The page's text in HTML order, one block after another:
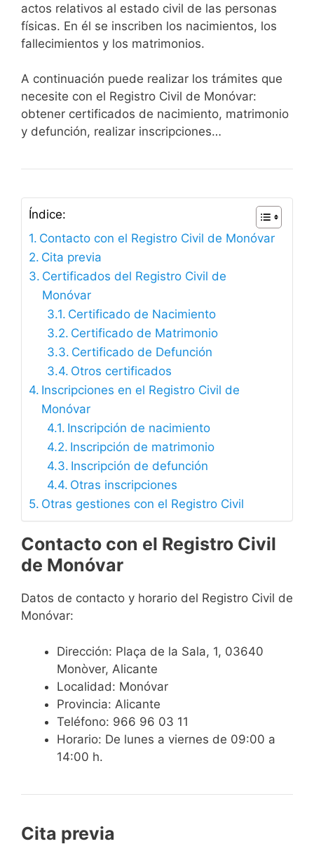
actos relativos al estado civil de las personas
físicas. En él se inscriben los nacimientos, los
fallecimientos y los matrimonios.
A continuación puede realizar los trámites que
necesite con el Registro Civil de Monóvar:
obtener certificados de nacimiento, matrimonio
y defunción, realizar inscripciones…
Índice:
Contacto con el Registro Civil de Monóvar
Cita previa
Certificados del Registro Civil de
Monóvar
Certificado de Nacimiento
Certificado de Matrimonio
Certificado de Defunción
Otros certificados
Inscripciones en el Registro Civil de
Monóvar
Inscripción de nacimiento
Inscripción de matrimonio
Inscripción de defunción
Otras inscripciones
Otras gestiones con el Registro Civil
Contacto con el Registro Civil
de Monóvar
Datos de contacto y horario del Registro Civil de
Monóvar:
Dirección: Plaça de la Sala, 1, 03640
Monòver, Alicante
Localidad: Monóvar
Provincia: Alicante
Teléfono: 966 96 03 11
Horario: De lunes a viernes de 09:00 a
14:00 h.
Cita previa